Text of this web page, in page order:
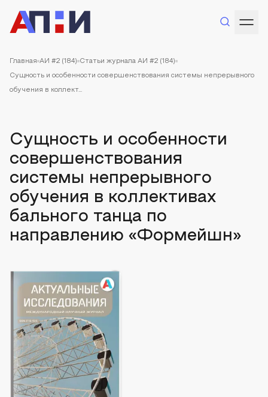
Главная АИ #2 (184) Статьи журнала АИ #2 (184)
Сущность и особенности совершенствования системы непрерывного
обучения в коллект...
Сущность и особенности
совершенствования
системы непрерывного
обучения в коллективах
бального танца по
направлению «Формейшн»